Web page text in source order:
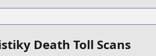
Death Toll Scans